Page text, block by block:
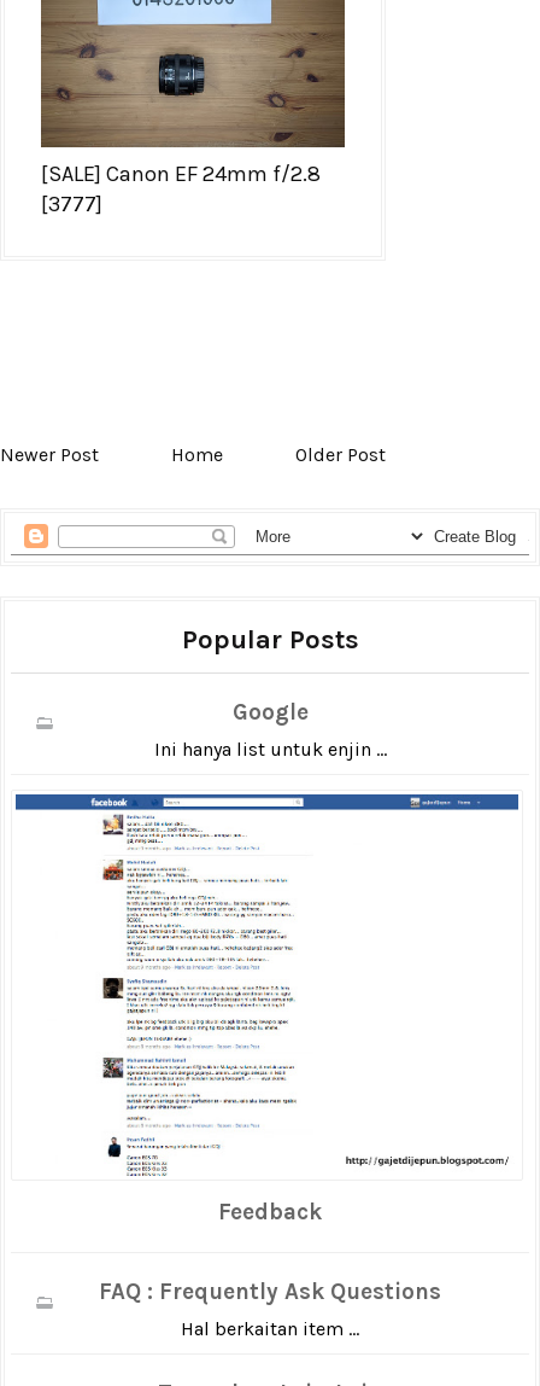
[SALE] Canon EF 24mm f/2.8
[3777]
Newer Post Home Older Post
Popular Posts
Google
Ini hanya list untuk enjin ...
Feedback
FAQ : Frequently Ask Questions
Hal berkaitan item ...